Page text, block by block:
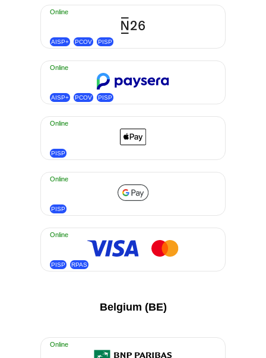
Online
AISP+ PCOV PISP
Online
AISP+ PCOV PISP
Online
PISP
Online
PISP
Online
PISP RPAS
Belgium (BE)
Online